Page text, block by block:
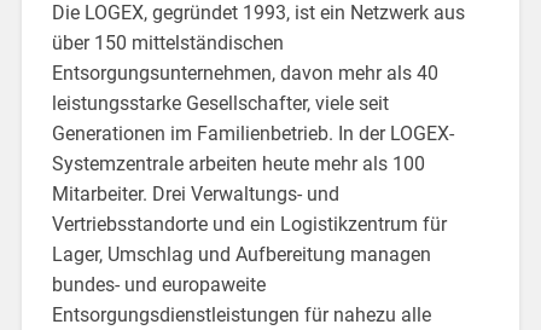
Die LOGEX, gegründet 1993, ist ein Netzwerk aus
über 150 mittelständischen
Entsorgungsunternehmen, davon mehr als 40
leistungsstarke Gesellschafter, viele seit
Generationen im Familienbetrieb. In der LOGEX-
Systemzentrale arbeiten heute mehr als 100
Mitarbeiter. Drei Verwaltungs- und
Vertriebsstandorte und ein Logistikzentrum für
Lager, Umschlag und Aufbereitung managen
bundes- und europaweite
Entsorgungsdienstleistungen für nahezu alle